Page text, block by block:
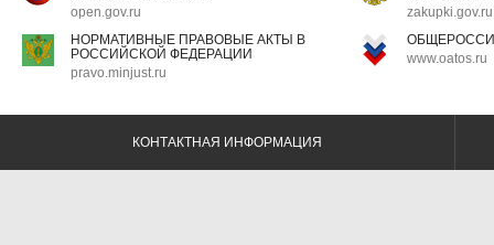
open.gov.ru
zakupki.gov.ru
НОРМАТИВНЫЕ ПРАВОВЫЕ АКТЫ В
РОССИЙСКОЙ ФЕДЕРАЦИИ
pravo.minjust.ru
www.oatos.ru
КОНТАКТНАЯ ИНФОРМАЦИЯ